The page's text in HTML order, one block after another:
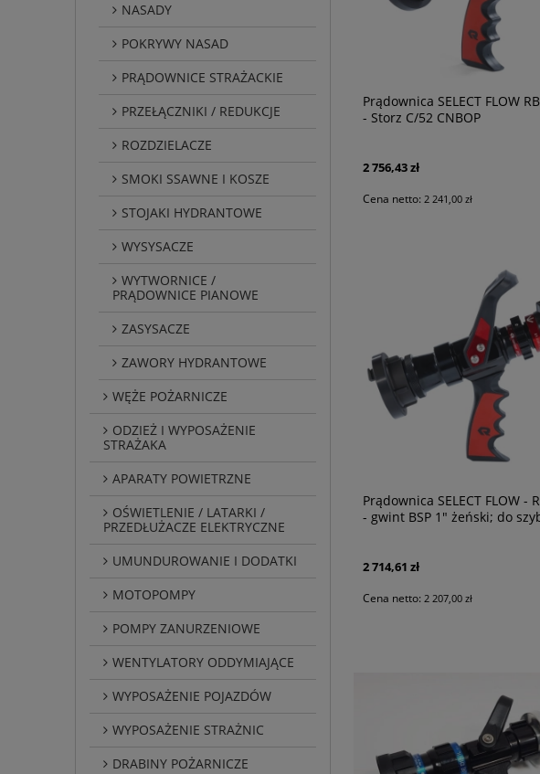
NASADY
POKRYWY NASAD
PRĄDOWNICE STRAŻACKIE
PRZEŁĄCZNIKI / REDUKCJE
ROZDZIELACZE
SMOKI SSAWNE I KOSZE
STOJAKI HYDRANTOWE
WYSYSACZE
WYTWORNICE /
PRĄDOWNICE PIANOWE
ZASYSACZE
ZAWORY HYDRANTOWE
WĘŻE POŻARNICZE
ODZIEŻ I WYPOSAŻENIE
STRAŻAKA
APARATY POWIETRZNE
OŚWIETLENIE / LATARKI /
PRZEDŁUŻACZE ELEKTRYCZNE
UMUNDUROWANIE I DODATKI
MOTOPOMPY
POMPY ZANURZENIOWE
WENTYLATORY ODDYMIAJĄCE
WYPOSAŻENIE POJAZDÓW
WYPOSAŻENIE STRAŻNIC
DRABINY POŻARNICZE
Prądownica SELECT FLOW
- Storz C/52 CNBOP
2 756,43 zł
Cena netto: 2 241,00 zł
Prądownica SELECT FLOW -
- gwint BSP 1" żeński; do
2 714,61 zł
Cena netto: 2 207,00 zł